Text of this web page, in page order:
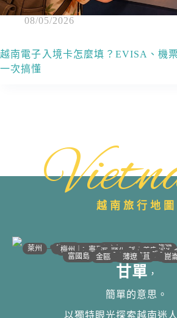
08/05/2026
越南電子入境卡怎麼填？EVISA、機
一次搞懂
越南旅行地圖
• 河江｜高平
沙壩 •
萊州 • 宣光 •
安沛｜木江界 •
• 太原
梅州｜木州•• 北江｜北寧
• 下龍灣
• 河內
•海防｜海洋
• 南定｜清化
寧平 ••河靜｜義安
洞海 •
順化 •• 峴港
•
邦美蜀 •
大叻 •
平陽 •
西寧 •
胡志明 •
美萩 •
富國島 •迪石 •
金甌 • •
• 頭頓
• 芹苴 •崑
• 薄遼
甘單 ，
簡單的意思。
以獨特眼光探索越南迷